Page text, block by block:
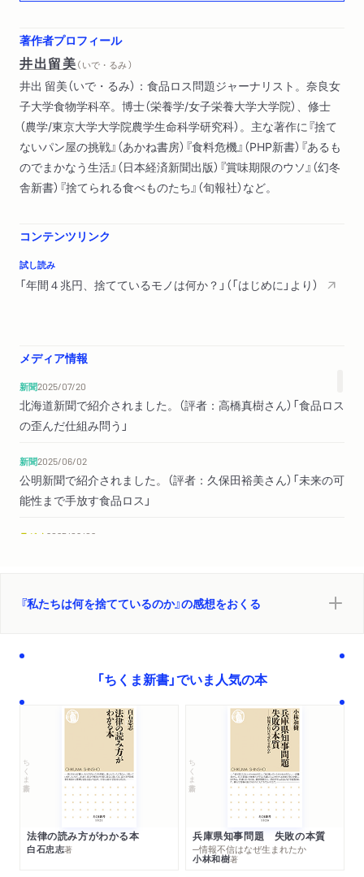
2 牛乳5000トン廃棄の裏事情
4 牛乳の「賞味期限」で一人ひとりが考えるべきこと
5 「捨てる」が組み込まれた大手コンビニのビジネスモデル
6 高騰する卵の価格から、安すぎる日本の食を考える
第3章 貧困をめぐる実情
1 世界をおおう食料高騰と貧困の波
2 食品ロスと貧困支援をつなぐフードドライブとは
3 子どもの食と居場所はなぜ大切なのか
第4章 ごみ政策と食品ロスの切っても切れない関係
2 ごみゼロを実践する
3 ごみ焼却率ワースト1の日本
6 新たな解決策を高校生が切りひらいた事例
第5章 気候変動とほころんだ食料システム
1 食品ロスは温暖化の主犯格？
2 世界の食品ロスの不都合な真実
3 「食品ロス削減」が気候変動対策に加わったＣＯＰ28
4 世界の食料システムのほころび
5 日本の食料システムのほころび
第6章 食べものを捨てるとき、わたしたちは何を捨てている
2 食品ロス削減のカリスマが説く「三つの3」
3 食べものを捨てるとき、わたしたちは何を捨てているのか
初出一覧
著作者プロフィール
井出留美（ いで・るみ ）
井出 留美（いで・るみ）：食品ロス問題ジャーナリスト。奈良女
子大学食物学科卒。博士（栄養学/女子栄養大学大学院）、修士
（農学/東京大学大学院農学生命科学研究科）。主な著作に『捨て
ないパン屋の挑戦』（あかね書房）『食料危機』（PHP新書）『あるも
のでまかなう生活』（日本経済新聞出版）『賞味期限のウソ』（幻冬
舎新書）『捨てられる食べものたち』（旬報社）など。
コンテンツリンク
試し読み
「年間４兆円、捨てているモノは何か？」（「はじめに」より）
メディア情報
新聞2025/07/20
北海道新聞で紹介されました。（評者：高橋真樹さん）「食品ロス
の歪んだ仕組み問う」
新聞2025/06/02
公明新聞で紹介されました。（評者：久保田裕美さん）「未来の可
能性まで手放す食品ロス」
ラジオ 2025/06/02
新聞2025/05/28
東京新聞で紹介されました。（評者：高橋真樹さん）「無駄
を生む歪んだ仕組み」
「週刊エコノミスト」5月13・20日合併号で紹介されまし
た。
2025/05/01
第三文明（2025年6月号）に著者インタビューが掲載されまし
た。「「令和の米騒動」と食品ロスの現状」
『私たちは何を捨てているのか』の感想をおくる
「ちくま新書」でいま人気の本
ちくま新書
法律の読み方がわかる本
白石忠志著
ちくま新書
兵庫県知事問題 失敗の本質
─情報不信はなぜ生まれたか
小林和樹著